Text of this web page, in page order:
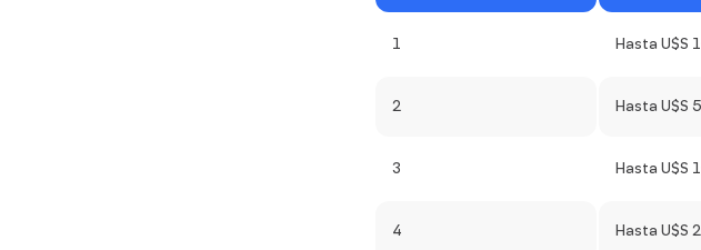
1 Hasta U$S
2 Hasta U$S
3 Hasta U$S
4 Hasta U$S